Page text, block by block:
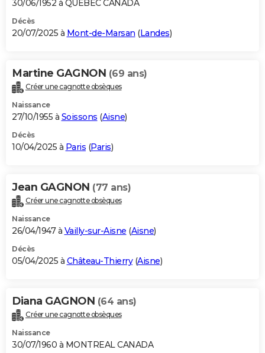
30/06/1952 à QUEBEC CANADA
Décès
20/07/2025 à Mont-de-Marsan (Landes)
Martine GAGNON (69 ans)
Créer une cagnotte obsèques
Naissance
27/10/1955 à Soissons (Aisne)
Décès
10/04/2025 à Paris (Paris)
Jean GAGNON (77 ans)
Créer une cagnotte obsèques
Naissance
26/04/1947 à Vailly-sur-Aisne (Aisne)
Décès
05/04/2025 à Château-Thierry(Aisne)
Diana GAGNON (64 ans)
Créer une cagnotte obsèques
Naissance
30/07/1960 à MONTREAL CANADA